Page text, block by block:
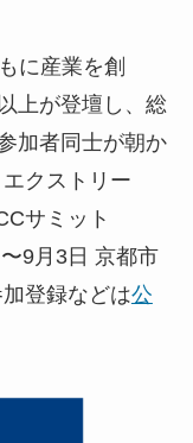
に産業を創
上が登壇し、総
加者同士が朝か
クストリー
サミット
9月3日 京都市
登録などは公